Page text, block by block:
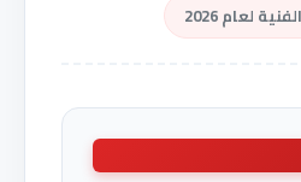
لعام 2026